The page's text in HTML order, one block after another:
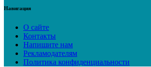
Навигация
О сайте
Контакты
Напишите нам
Рекламодателям
Политика конфиденциальности